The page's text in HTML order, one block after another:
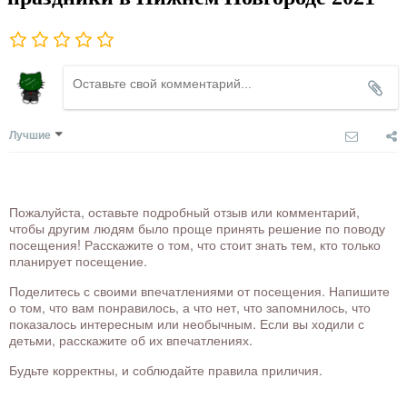
Лучшие
Пожалуйста, оставьте подробный отзыв или комментарий,
чтобы другим людям было проще принять решение по поводу
посещения! Расскажите о том, что стоит знать тем, кто только
планирует посещение.
Поделитесь с своими впечатлениями от посещения. Напишите
о том, что вам понравилось, а что нет, что запомнилось, что
показалось интересным или необычным. Если вы ходили с
детьми, расскажите об их впечатлениях.
Будьте корректны, и соблюдайте правила приличия.